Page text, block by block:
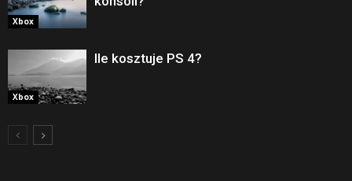
Xbox
Xbox
Ile kosztuje PS 4?